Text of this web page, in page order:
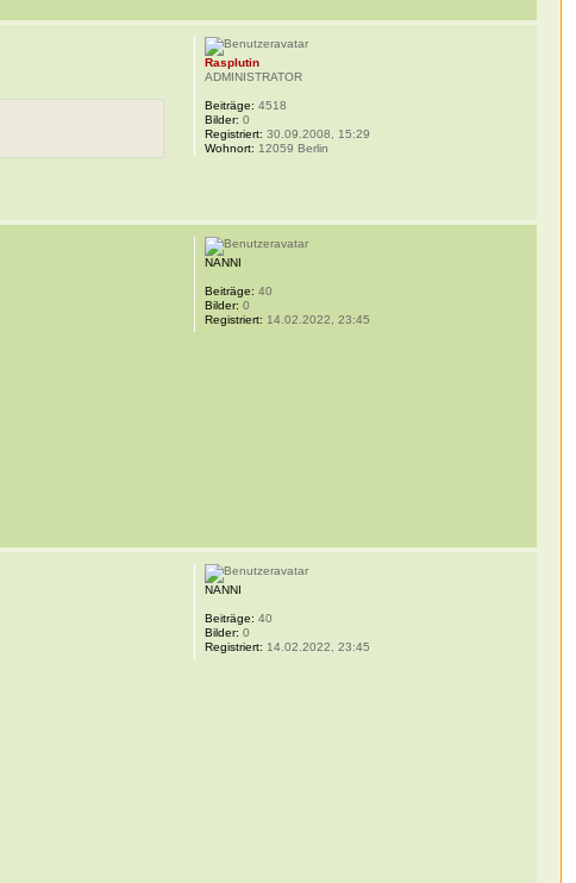
Rasplutin
ADMINISTRATOR
Beiträge: 4518
Bilder: 0
Registriert: 30.09.2008, 15:29
Wohnort: 12059 Berlin
NANNI
Beiträge: 40
Bilder: 0
Registriert: 14.02.2022, 23:45
NANNI
Beiträge: 40
Bilder: 0
Registriert: 14.02.2022, 23:45